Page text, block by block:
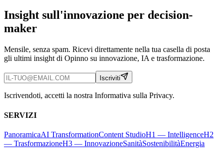
Insight sull'innovazione per decision-
maker
Mensile, senza spam. Ricevi direttamente nella tua casella di posta
gli ultimi insight di Opinno su innovazione, IA e trasformazione.
Iscriviti
Iscrivendoti, accetti la nostra Informativa sulla Privacy.
SERVIZI
PanoramicaAI TransformationContent StudioH1 — IntelligenceH2
— TrasformazioneH3 — InnovazioneSanitàSostenibilitàEnergia